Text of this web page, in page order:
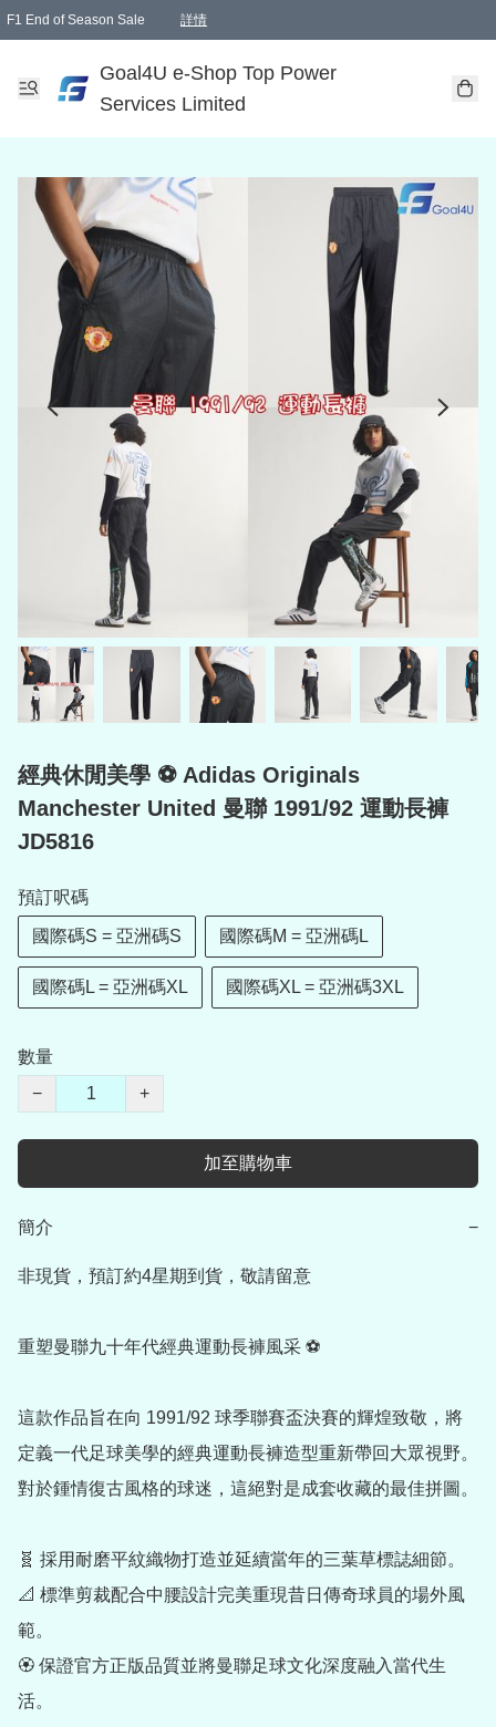
F1 End of Season Sale 詳情
Goal4U e-Shop Top Power
Services Limited
經典休閒美學 ⚽ Adidas Originals
Manchester United 曼聯 1991/92 運動長褲
JD5816
預訂呎碼
國際碼S = 亞洲碼S 國際碼M = 亞洲碼L
國際碼L = 亞洲碼XL 國際碼XL = 亞洲碼3XL
數量
−
+
加至購物車
簡介 −
非現貨，預訂約4星期到貨，敬請留意
重塑曼聯九十年代經典運動長褲風采 ⚽
這款作品旨在向 1991/92 球季聯賽盃決賽的輝煌致敬，將
定義一代足球美學的經典運動長褲造型重新帶回大眾視野。
對於鍾情復古風格的球迷，這絕對是成套收藏的最佳拼圖。
🧬 採用耐磨平紋織物打造並延續當年的三葉草標誌細節。
📐 標準剪裁配合中腰設計完美重現昔日傳奇球員的場外風
範。
🏵️ 保證官方正版品質並將曼聯足球文化深度融入當代生
活。